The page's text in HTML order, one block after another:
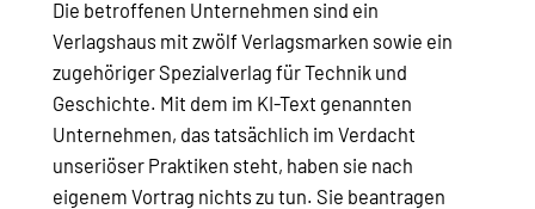
Die betroffenen Unternehmen sind ein
Verlagshaus mit zwölf Verlagsmarken sowie ein
zugehöriger Spezialverlag für Technik und
Geschichte. Mit dem im KI-Text genannten
Unternehmen, das tatsächlich im Verdacht
unseriöser Praktiken steht, haben sie nach
eigenem Vortrag nichts zu tun. Sie beantragen